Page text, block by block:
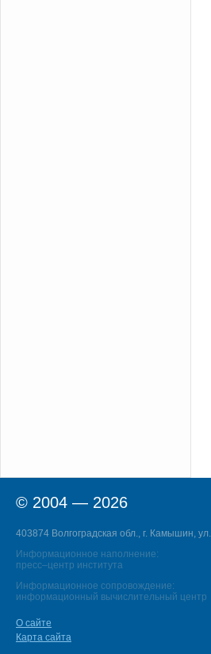
© 2004 — 2026
403874 Волгоградская обл., г. Камышин,
Информационное наполнение:
пресс–центр института
Информационное сопровождение:
информационный вычислительный центр
О сайте
Карта сайта